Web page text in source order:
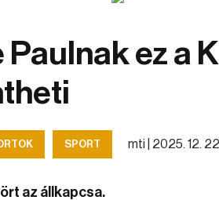
Paulnak ez a
SPORT mti | 2025. 12.
az állkapcsa.